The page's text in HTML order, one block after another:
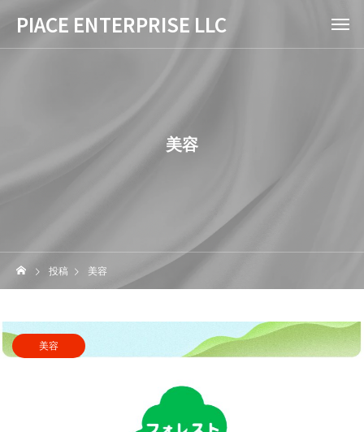
PIACE ENTERPRISE LLC
美容
投稿 美容
美容